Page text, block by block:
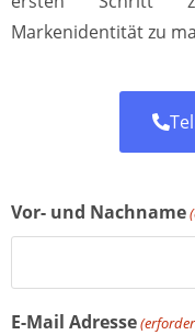
Markenidentität zu
Vor- und Nachname
E-Mail Adresse